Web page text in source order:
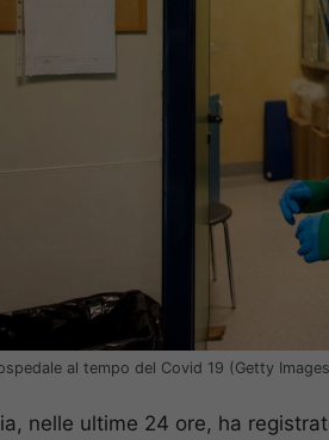
al tempo del Covid 19 (Getty
nelle ultime 24 ore, ha